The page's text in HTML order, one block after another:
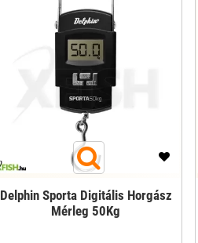
Delphin Sporta Digitális Horgász
Mérleg 50Kg